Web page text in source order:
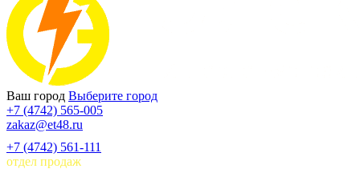
Ваш город Выберите город
+7 (4742) 565-005
zakaz@et48.ru
+7 (4742) 561-111
отдел продаж